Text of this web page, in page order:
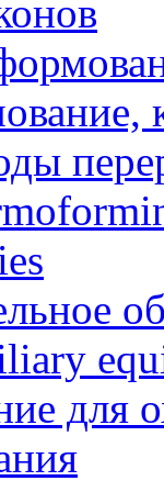
для